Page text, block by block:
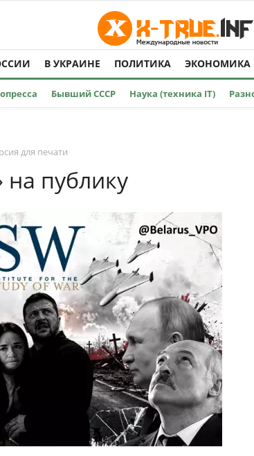
В УКРАИНЕ ПОЛИТИКА ЭКОНОМИКА
Бывший СССР Наука (техника IT)
для печати
публику